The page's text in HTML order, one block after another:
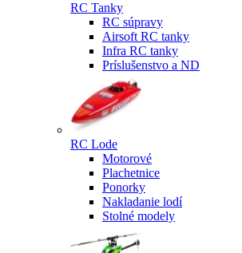
RC Tanky
RC súpravy
Airsoft RC tanky
Infra RC tanky
Príslušenstvo a ND
RC Lode
Motorové
Plachetnice
Ponorky
Nakladanie lodí
Stolné modely